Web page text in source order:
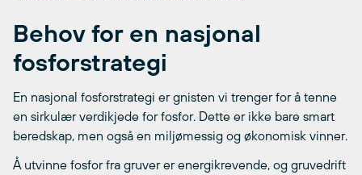
Behov for en nasjonal
fosforstrategi
En nasjonal fosforstrategi er gnisten vi trenger for å tenne
en sirkulær verdikjede for fosfor. Dette er ikke bare smart
beredskap, men også en miljømessig og økonomisk vinner.
Å utvinne fosfor fra gruver er energikrevende, og gruvedrift